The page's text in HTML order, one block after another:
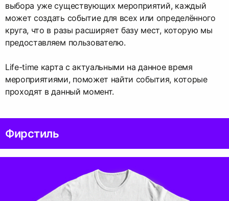
выбора уже существующих мероприятий, каждый
может создать событие для всех или определённого
круга, что в разы расширяет базу мест, которую мы
предоставляем пользователю.
Life-time карта с актуальными на данное время
мероприятиями, поможет найти события, которые
проходят в данный момент.
Фирстиль